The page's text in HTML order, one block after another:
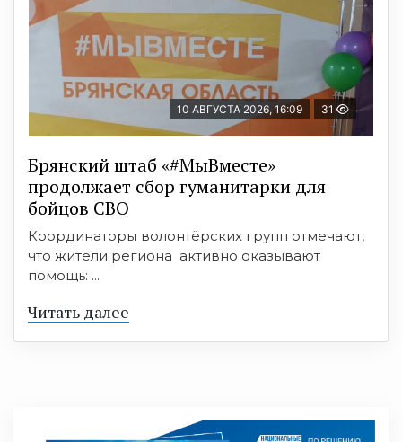
10 АВГУСТА 2026, 16:09 31
Брянский штаб «#МыВместе»
продолжает сбор гуманитарки для
бойцов СВО
Координаторы волонтёрских групп отмечают,
что жители региона активно оказывают
помощь: ...
Читать далее